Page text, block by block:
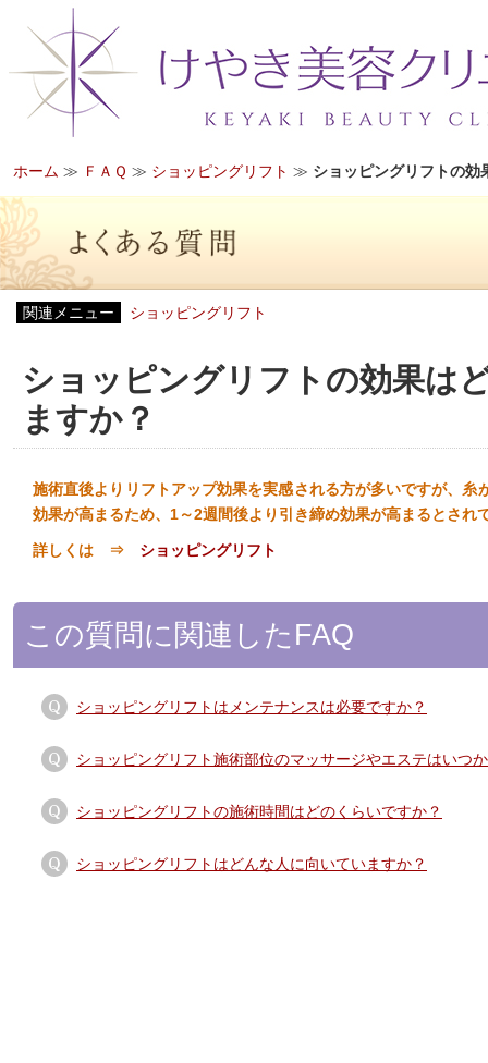
ホーム ≫ ＦＡＱ ≫ ショッピングリフト ≫ ショッピングリフトの効
関連メニュー ショッピングリフト
ショッピングリフトの効果は
ますか？
施術直後よりリフトアップ効果を実感される方が多いですが、糸
効果が高まるため、1～2週間後より引き締め効果が高まるとされ
詳しくは ⇒ ショッピングリフト
この質問に関連したFAQ
ショッピングリフトはメンテナンスは必要ですか？
ショッピングリフト施術部位のマッサージやエステはいつ
ショッピングリフトの施術時間はどのくらいですか？
ショッピングリフトはどんな人に向いていますか？